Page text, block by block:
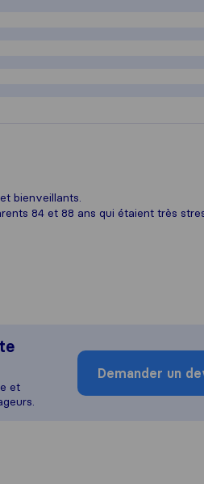
bienveillants.
84 et 88 ans qui étaient très
et
Demander un